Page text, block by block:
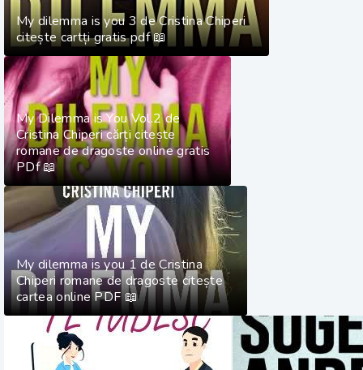
My dilemma is you 3 de Cristina Chiperi
citește cartți gratis pdf 📖
My Dilemma is You Vol.2 de
Cristina Chiperi cărți citește
romane de dragoste online gratis
PDf 📖
My dilemma is you 1 de Cristina
Chiperi romane de dragoste citește
cartea online PDF 📖